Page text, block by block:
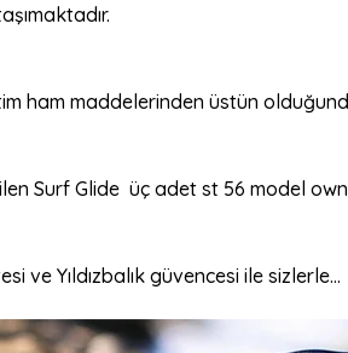
ham maddelerinden üstün
Surf Glide üç adet st 56 model
Yıldızbalık güvencesi ile sizlerle...